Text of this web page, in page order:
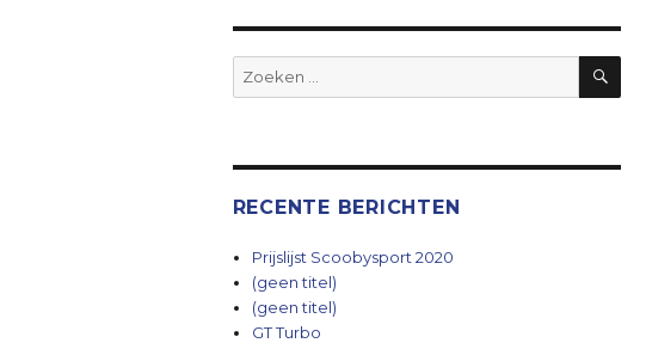
Zoeken
RECENTE BERICHTEN
Prijslijst Scoobysport 2020
(geen titel)
(geen titel)
GT Turbo